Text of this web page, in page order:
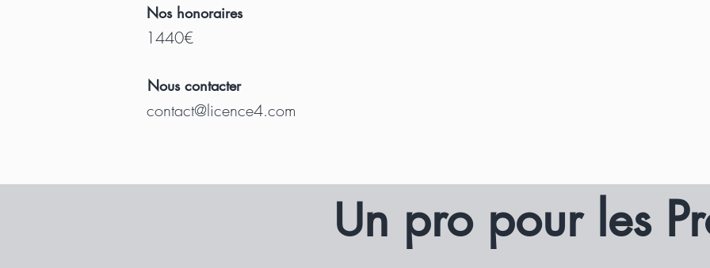
Nos honoraires
1440€
Nous contacter
contact@licence4.com
Un pro pour les